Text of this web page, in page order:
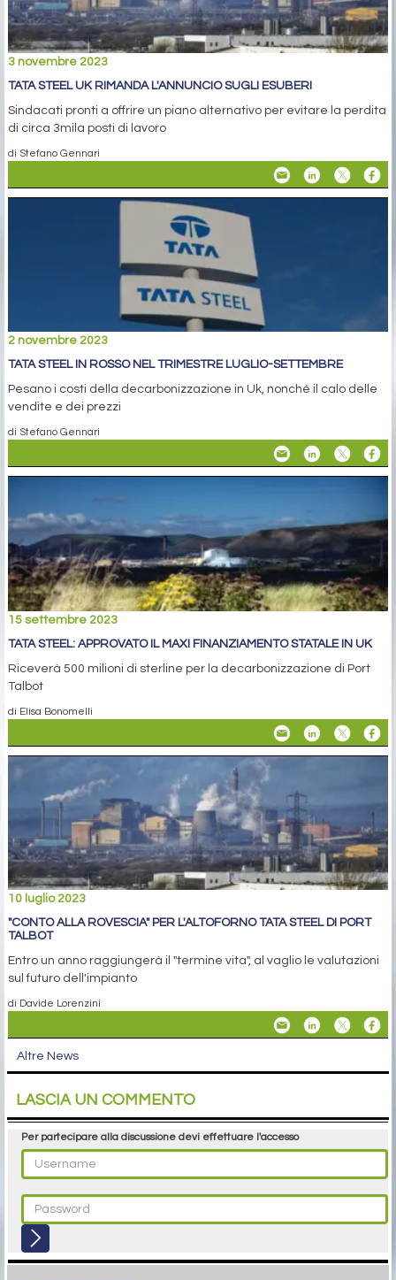
3 novembre 2023
TATA STEEL UK RIMANDA L'ANNUNCIO SUGLI ESUBERI
Sindacati pronti a offrire un piano alternativo per evitare la perdita
di circa 3mila posti di lavoro
di Stefano Gennari
2 novembre 2023
TATA STEEL IN ROSSO NEL TRIMESTRE LUGLIO-SETTEMBRE
Pesano i costi della decarbonizzazione in Uk, nonché il calo delle
vendite e dei prezzi
di Stefano Gennari
15 settembre 2023
TATA STEEL: APPROVATO IL MAXI FINANZIAMENTO STATALE IN UK
Riceverà 500 milioni di sterline per la decarbonizzazione di Port
Talbot
di Elisa Bonomelli
10 luglio 2023
"CONTO ALLA ROVESCIA" PER L'ALTOFORNO TATA STEEL DI PORT
TALBOT
Entro un anno raggiungerà il "termine vita", al vaglio le valutazioni
sul futuro dell'impianto
di Davide Lorenzini
Altre News
LASCIA UN COMMENTO
Per partecipare alla discussione devi effettuare l'accesso